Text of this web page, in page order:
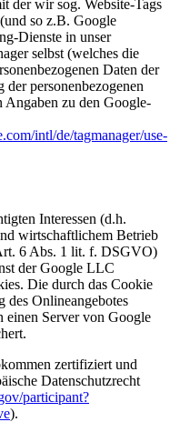
der wir sog. Website-Tags
so z.B. Google
Dienste in unser
selbst (welches die
Daten der
personenbezogenen
zu den Google-
intl/de/tagmanager/use-
Interessen (d.h.
wirtschaftlichem Betrieb
6 Abs. 1 lit. f. DSGVO)
der Google LLC
Die durch das Cookie
des Onlineangebotes
einen Server von Google
zertifiziert und
Datenschutzrecht
participant?
).